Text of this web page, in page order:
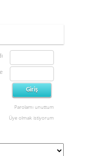
Parolamı unuttum
Üye olmak istiyorum